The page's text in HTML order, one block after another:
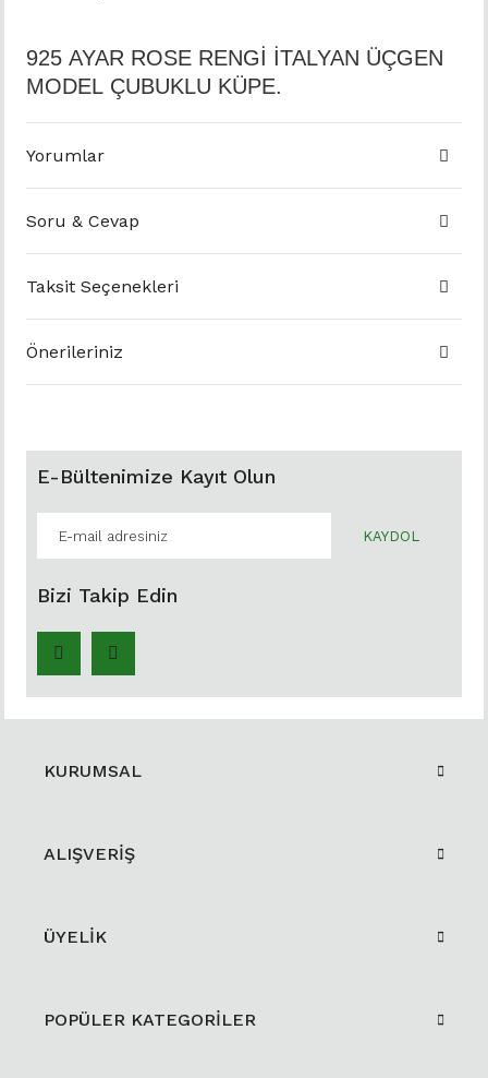
925 AYAR ROSE RENGİ İTALYAN ÜÇGEN
MODEL ÇUBUKLU KÜPE.
Yorumlar
Soru & Cevap
Taksit Seçenekleri
Önerileriniz
E-Bültenimize Kayıt Olun
KAYDOL
Bizi Takip Edin
KURUMSAL
ALIŞVERİŞ
ÜYELİK
POPÜLER KATEGORİLER